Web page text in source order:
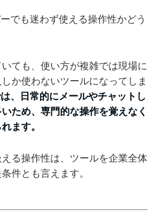
でも迷わず使える操作性かどう
ても、使い方が複雑では現場に
か使わないツールになってしま
、日常的にメールやチャットし
ため、専門的な操作を覚えなく
ます。
る操作性は、ツールを企業全体
件とも言えます。